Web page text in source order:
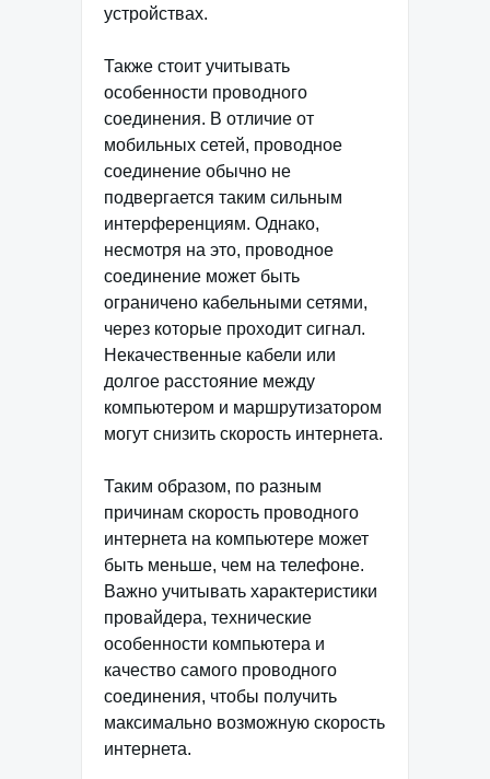
устройствах.
Также стоит учитывать
особенности проводного
соединения. В отличие от
мобильных сетей, проводное
соединение обычно не
подвергается таким сильным
интерференциям. Однако,
несмотря на это, проводное
соединение может быть
ограничено кабельными сетями,
через которые проходит сигнал.
Некачественные кабели или
долгое расстояние между
компьютером и маршрутизатором
могут снизить скорость интернета.
Таким образом, по разным
причинам скорость проводного
интернета на компьютере может
быть меньше, чем на телефоне.
Важно учитывать характеристики
провайдера, технические
особенности компьютера и
качество самого проводного
соединения, чтобы получить
максимально возможную скорость
интернета.